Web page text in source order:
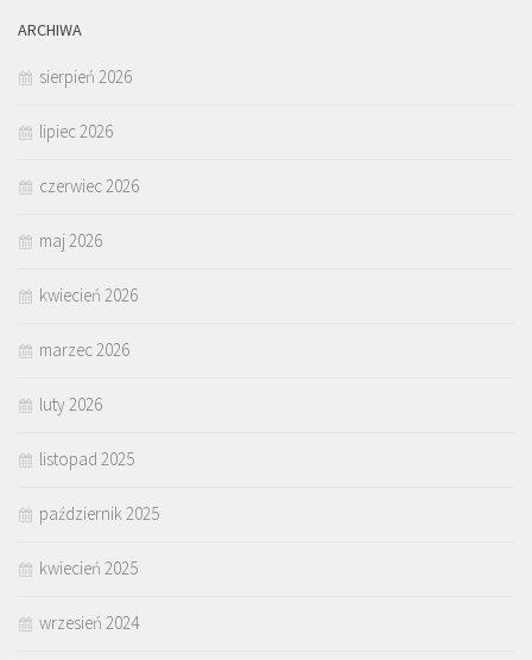
ARCHIWA
sierpień 2026
lipiec 2026
czerwiec 2026
maj 2026
kwiecień 2026
marzec 2026
luty 2026
listopad 2025
październik 2025
kwiecień 2025
wrzesień 2024